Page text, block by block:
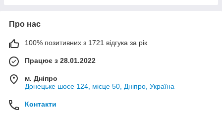
Про нас
100% позитивних з 1721 відгука за рік
Працює з 28.01.2022
м. Дніпро
Донецьке шосе 124, місце 50, Дніпро, Україна
Контакти